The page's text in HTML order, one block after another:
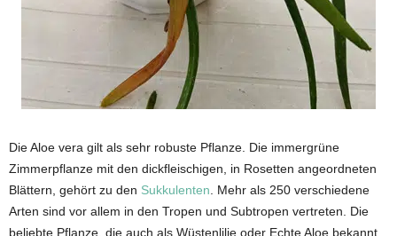
Die Aloe vera gilt als sehr robuste Pflanze. Die immergrüne
Zimmerpflanze mit den dickfleischigen, in Rosetten angeordneten
Blättern, gehört zu den Sukkulenten. Mehr als 250 verschiedene
Arten sind vor allem in den Tropen und Subtropen vertreten. Die
beliebte Pflanze, die auch als Wüstenlilie oder Echte Aloe bekannt